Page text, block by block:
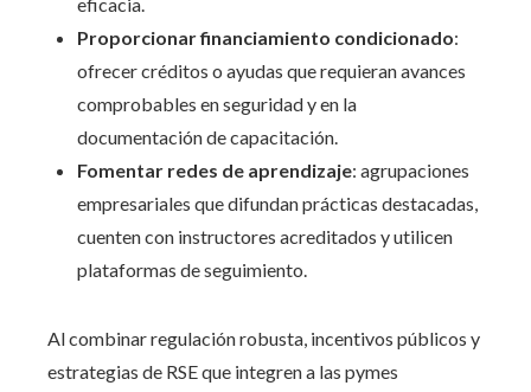
eficacia.
Proporcionar financiamiento condicionado:
ofrecer créditos o ayudas que requieran avances
comprobables en seguridad y en la
documentación de capacitación.
Fomentar redes de aprendizaje: agrupaciones
empresariales que difundan prácticas destacadas,
cuenten con instructores acreditados y utilicen
plataformas de seguimiento.
Al combinar regulación robusta, incentivos públicos y
estrategias de RSE que integren a las pymes